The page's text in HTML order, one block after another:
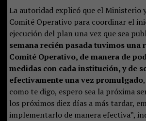
La autoridad explicó que el Ministerio
Comité Operativo para coordinar el
ejecución del plan una vez que sea
semana recién pasada tuvimos una
Comité Operativo, de manera de
medidas con cada institución, y de
efectivamente una vez promulgado
como te digo, espero sea la próxima
los próximos diez días a más tardar,
implementarlo de manera efectiva”,